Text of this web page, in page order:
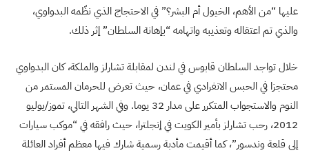
عليها “من الأهم، الخيول أم البشر؟” في الاحتجاج الذي نظّمه البدواوي،
والذي تم اعتقاله وتعذيبه واتهامه “بإهانة السلطان” إثر ذلك.
خلال تواجد السلطان قابوس في لندن لمقابلة تشارلز والملكة، كان البدواوي
محتجزا في الحبس الانفرادي في عمان، حيث تعرض للحرمان المستمر من
النوم والاستجواب المتكرر على مدار 32 يوما. وفي الشهر التالي، تموز/يوليو
2012، رحب تشارلز بأمير الكويت في إنجلترا، حيث رافقه في “موكب سيارات
إلى قلعة وندسور”، كما أقيمت مأدبة رسمية شارك فيها معظم أفراد العائلة